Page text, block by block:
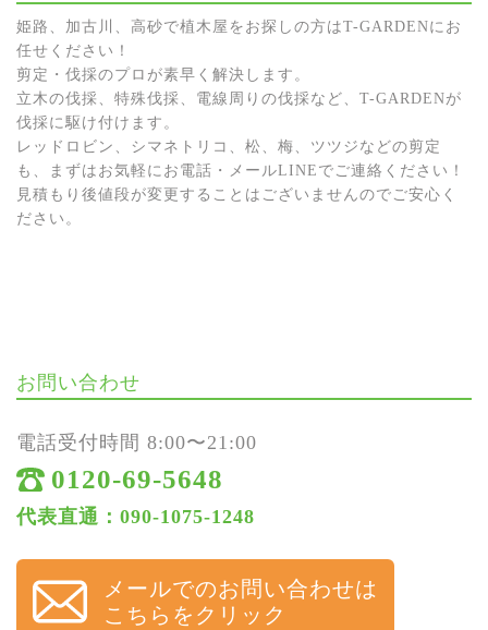
姫路、加古川、高砂で植木屋をお探しの方はT-GARDENにお
任せください！
剪定・伐採のプロが素早く解決します。
立木の伐採、特殊伐採、電線周りの伐採など、T-GARDENが
伐採に駆け付けます。
レッドロビン、シマネトリコ、松、梅、ツツジなどの剪定
も、まずはお気軽にお電話・メールLINEでご連絡ください！
見積もり後値段が変更することはございませんのでご安心く
ださい。
お問い合わせ
電話受付時間 8:00〜21:00
0120-69-5648
代表直通：090-1075-1248
メールでのお問い合わせは
こちらをクリック